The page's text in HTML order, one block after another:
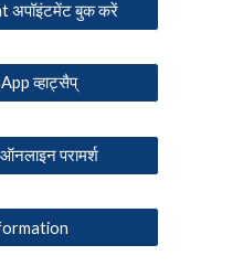
अपॉइंटमेंट बुक करें
व्हाट्सैप्
परामर्श